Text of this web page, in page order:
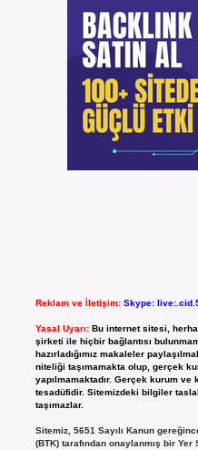
Reklam ve İletişim: Skype:
Yasal Uyarı: Bu internet sitesi,
şirketi ile hiçbir bağlantısı
hazırladığımız makaleler
niteliği taşımamakta olup, gerçek
yapılmamaktadır. Gerçek kurum
tesadüfidir. Sitemizdeki bilgiler
taşımazlar.
Sitemiz, 5651 Sayılı Kanun
(BTK) tarafından onaylanmış bir